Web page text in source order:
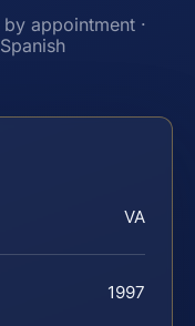
appointment ·
VA
1997